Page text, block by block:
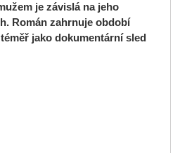
je závislá na jeho
Román zahrnuje období
jako dokumentární sled